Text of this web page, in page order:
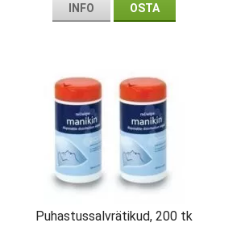
INFO OSTA
Puhastussalvrätikud, 200 tk